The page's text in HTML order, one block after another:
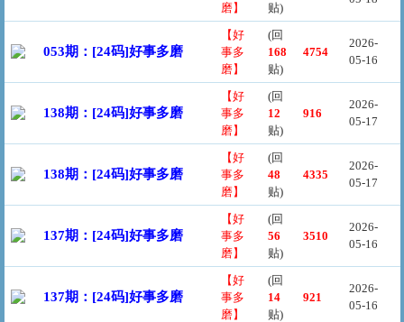
磨】
贴)
053期：[24码]好事多磨
【好
事多
磨】
(回
168
贴)
4754
2026-
05-16
138期：[24码]好事多磨
【好
事多
磨】
(回
12
贴)
916
2026-
05-17
138期：[24码]好事多磨
【好
事多
磨】
(回
48
贴)
4335
2026-
05-17
137期：[24码]好事多磨
【好
事多
磨】
(回
56
贴)
3510
2026-
05-16
137期：[24码]好事多磨
【好
事多
磨】
(回
14
贴)
921
2026-
05-16